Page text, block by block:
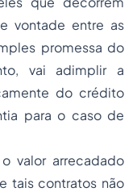
vontade entre as
promessa do
vai adimplir a
do crédito
para o caso de
valor arrecadado
tais contratos não